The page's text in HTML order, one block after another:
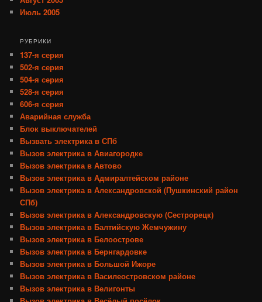
Июль 2005
РУБРИКИ
137-я серия
502-я серия
504-я серия
528-я серия
606-я серия
Аварийная служба
Блок выключателей
Вызвать электрика в СПб
Вызов электрика в Авиагородке
Вызов электрика в Автово
Вызов электрика в Адмиралтейском районе
Вызов электрика в Александровской (Пушкинский район
СПб)
Вызов электрика в Александровскую (Сестрорецк)
Вызов электрика в Балтийскую Жемчужину
Вызов электрика в Белоострове
Вызов электрика в Бернгардовке
Вызов электрика в Большой Ижоре
Вызов электрика в Василеостровском районе
Вызов электрика в Велигонты